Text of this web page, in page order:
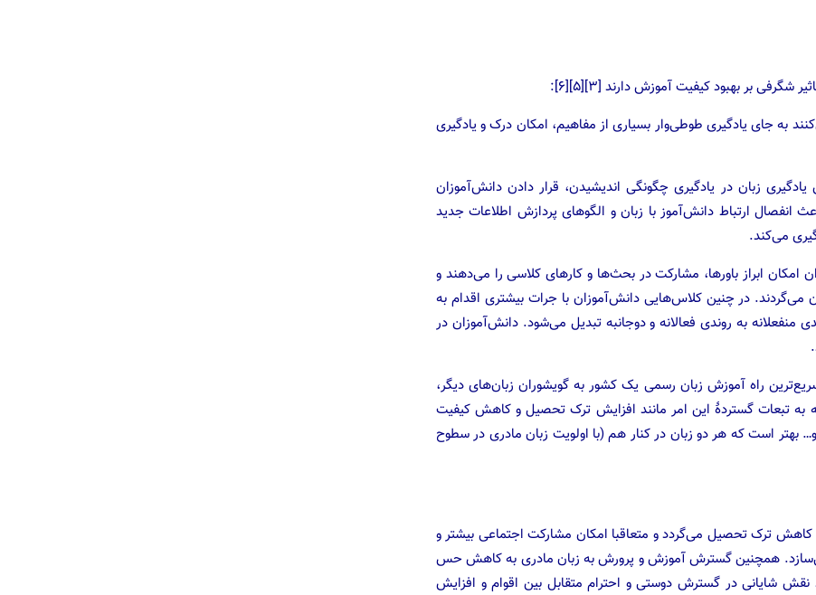
بر بهبود کیفیت آموزش دارند [۳][۵][۶]:
به جای یادگیری طوطی‌وار بسیاری از مفاهیم، امکان درک و یادگیری
زبان در یادگیری چگونگی اندیشیدن، قرار دادن دانش‌آموزان
انفصال ارتباط دانش‌آموز با زبان و الگوهای پردازش اطلاعات جدید
می‌کند.
امکان ابراز باورها، مشارکت در بحث‌ها و کارهای کلاسی را می‌دهند و
در چنین کلاس‌هایی دانش‌آموزان با جرات بیشتری اقدام به
به روندی فعالانه و دوجانبه تبدیل می‌شود. دانش‌آموزان در
راه آموزش زبان رسمی یک کشور به گویشوران زبان‌های دیگر،
به تبعات گستردهٔ این امر مانند افزایش ترک تحصیل و کاهش کیفیت
است که هر دو زبان در کنار هم (با اولویت زبان مادری در سطوح
ترک تحصیل می‌گردد و متعاقبا امکان مشارکت اجتماعی بیشتر و
می‌سازد. همچنین گسترش آموزش و پرورش به زبان مادری به کاهش حس
شایانی در گسترش دوستی و احترام متقابل بین اقوام و افزایش